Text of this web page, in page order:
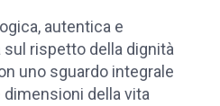
autentica e
rispetto della dignità
uno sguardo integrale
della vita